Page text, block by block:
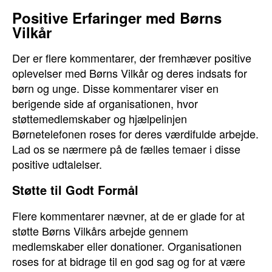
Positive Erfaringer med Børns
Vilkår
Der er flere kommentarer, der fremhæver positive
oplevelser med Børns Vilkår og deres indsats for
børn og unge. Disse kommentarer viser en
berigende side af organisationen, hvor
støttemedlemskaber og hjælpelinjen
Børnetelefonen roses for deres værdifulde arbejde.
Lad os se nærmere på de fælles temaer i disse
positive udtalelser.
Støtte til Godt Formål
Flere kommentarer nævner, at de er glade for at
støtte Børns Vilkårs arbejde gennem
medlemskaber eller donationer. Organisationen
roses for at bidrage til en god sag og for at være